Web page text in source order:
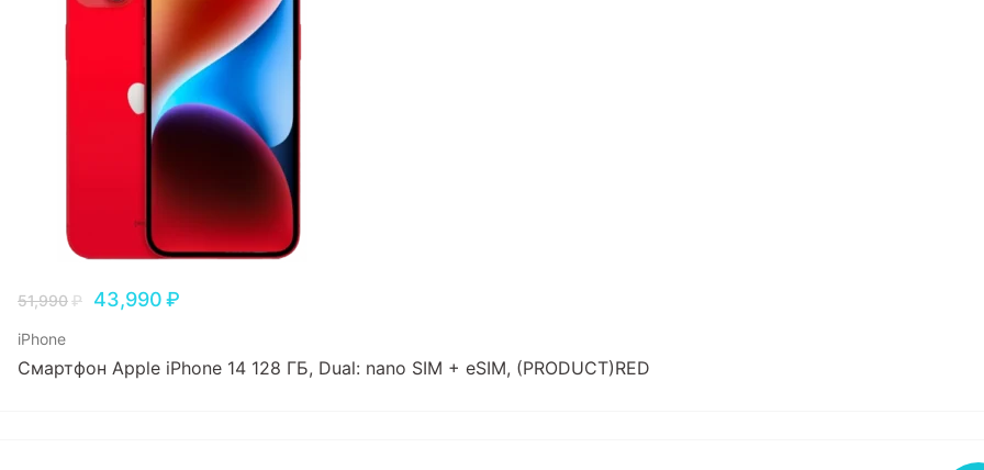
51,990₽ 43,990₽
iPhone
Смартфон Apple iPhone 14 128 ГБ, Dual: nano SIM + eSIM, (PRODUCT)RED